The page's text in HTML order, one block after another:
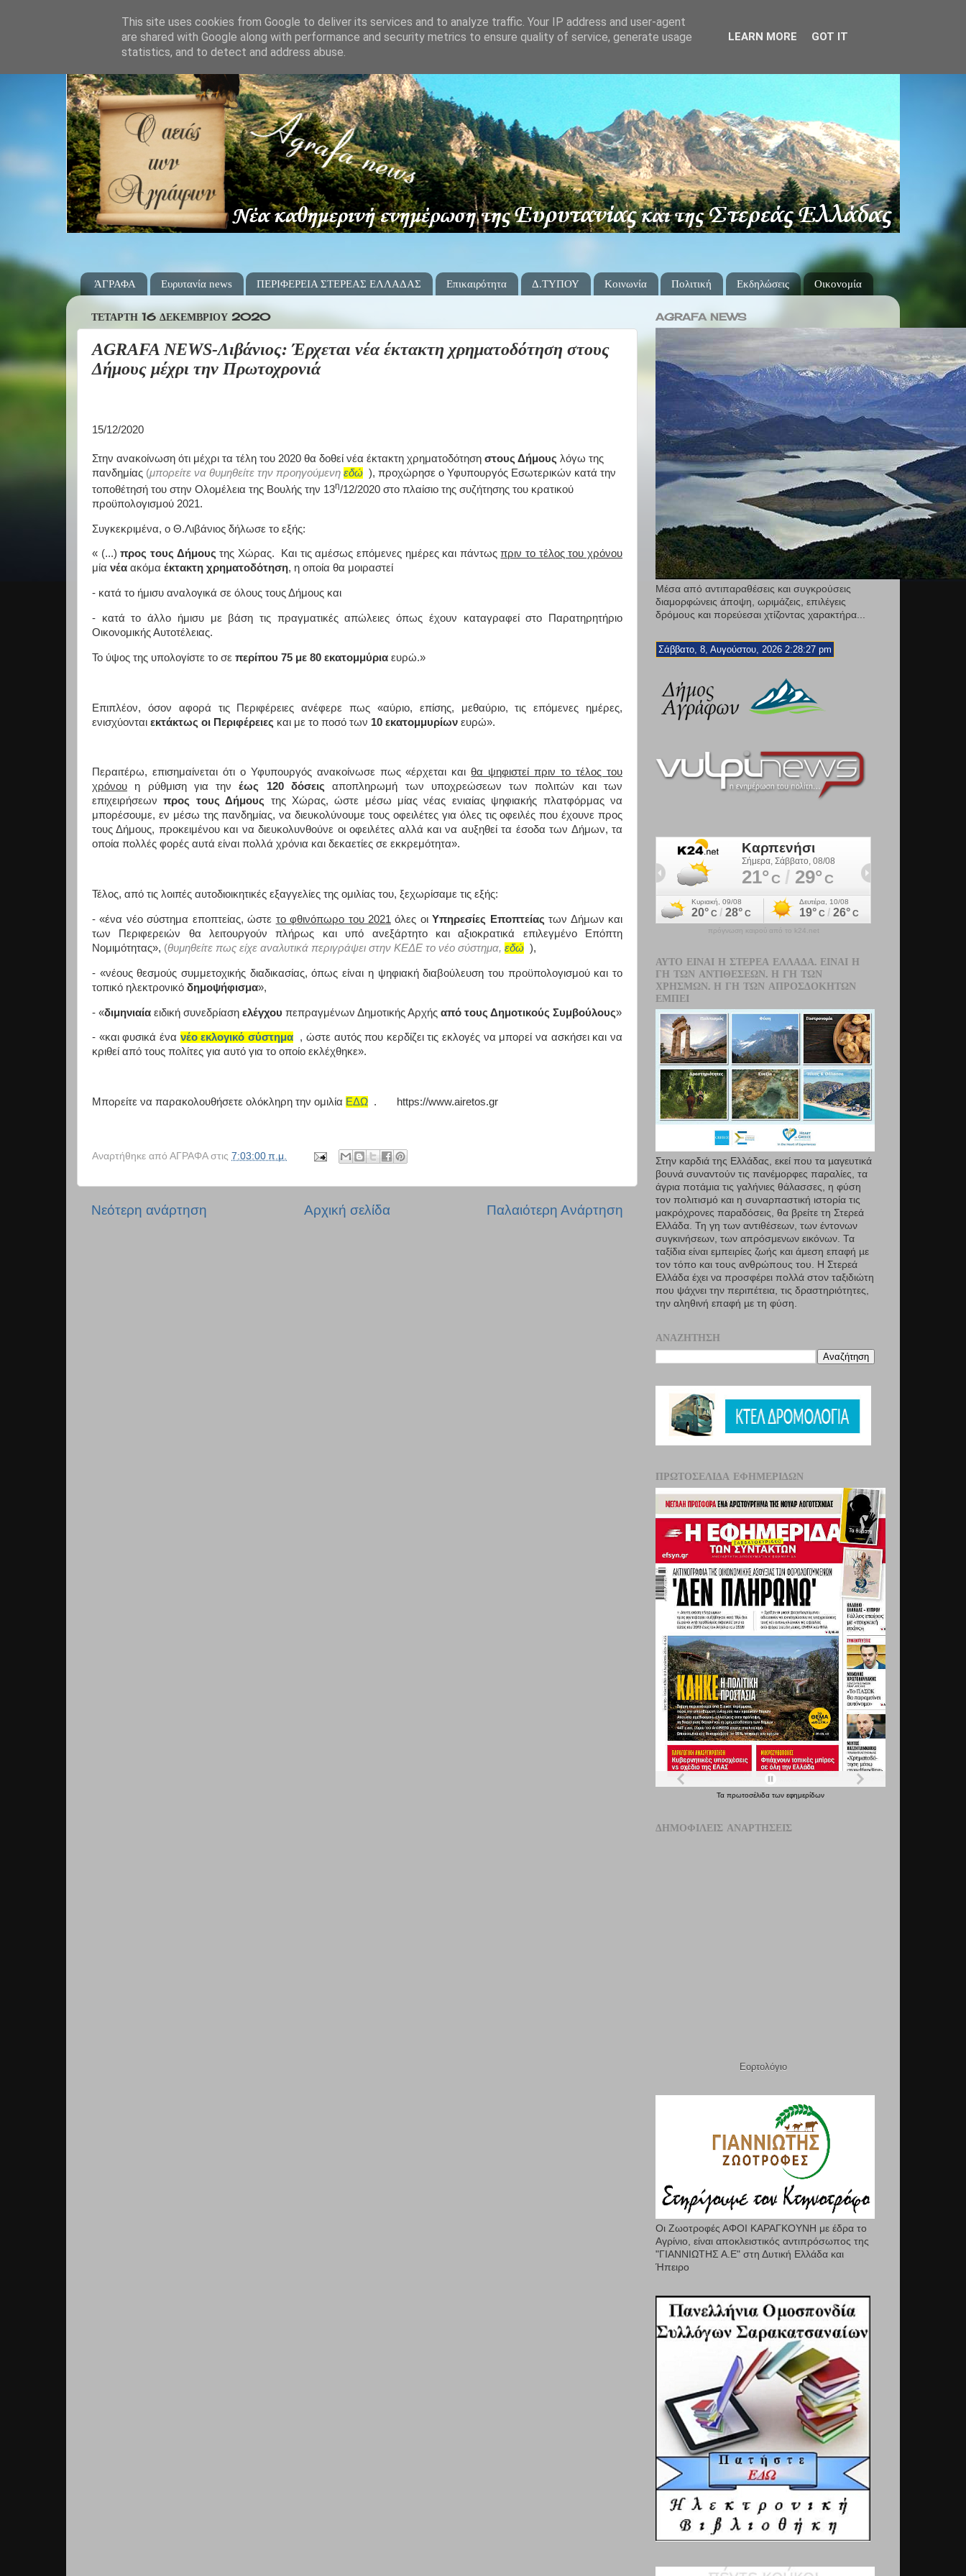
ΆΓΡΑΦΑ Ευρυτανία news ΠΕΡΙΦΕΡΕΙΑ ΣΤΕΡΕΑΣ ΕΛΛΑΔΑΣ Επικαιρότητα Δ.ΤΥΠΟΥ Κοινωνία Πολιτική Εκδηλώσεις Οικονομία
ΤΕΤΆΡΤΗ 16 ΔΕΚΕΜΒΡΊΟΥ 2020
AGRAFA NEWS-Λιβάνιος: Έρχεται νέα έκτακτη χρηματοδότηση στους
Δήμους μέχρι την Πρωτοχρονιά
15/12/2020
Στην ανακοίνωση ότι μέχρι τα τέλη του 2020 θα δοθεί νέα έκτακτη χρηματοδότηση στους Δήμους λόγω της
πανδημίας (μπορείτε να θυμηθείτε την προηγούμενη εδώ ), προχώρησε ο Υφυπουργός Εσωτερικών κατά την
τοποθέτησή του στην Ολομέλεια της Βουλής την 13η/12/2020 στο πλαίσιο της συζήτησης του κρατικού
προϋπολογισμού 2021.
Συγκεκριμένα, ο Θ.Λιβάνιος δήλωσε το εξής:
« (...)προς τους Δήμους της Χώρας. Και τις αμέσως επόμενες ημέρες και πάντωςπριν το τέλος του χρόνου
μία νέα ακόμα έκτακτη χρηματοδότηση, η οποία θα μοιραστεί
- κατά το ήμισυ αναλογικά σε όλους τους Δήμους και
- κατά το άλλο ήμισυ με βάση τις πραγματικές απώλειες όπως έχουν καταγραφεί στο Παρατηρητήριο
Οικονομικής Αυτοτέλειας.
Το ύψος της υπολογίστε το σε περίπου 75 με 80 εκατομμύρια ευρώ.»
Επιπλέον, όσον αφορά τις Περιφέρειες ανέφερε πως «αύριο, επίσης, μεθαύριο, τις επόμενες ημέρες,
ενισχύονται εκτάκτως οι Περιφέρειες και με το ποσό των 10 εκατομμυρίων ευρώ».
Περαιτέρω, επισημαίνεται ότι ο Υφυπουργός ανακοίνωσε πως «έρχεται καιθα ψηφιστεί πριν το τέλος του
χρόνου η ρύθμιση για τηνέως 120 δόσεις αποπληρωμή των υποχρεώσεων των πολιτών και των
επιχειρήσεωνπρος τους Δήμους της Χώρας, ώστε μέσω μίας νέας ενιαίας ψηφιακής πλατφόρμας να
μπορέσουμε, εν μέσω της πανδημίας, να διευκολύνουμε τους οφειλέτες για όλες τις οφειλές που έχουνε προς
τους Δήμους, προκειμένου και να διευκολυνθούνε οι οφειλέτες αλλά και να αυξηθεί τα έσοδα των Δήμων, τα
οποία πολλές φορές αυτά είναι πολλά χρόνια και δεκαετίες σε εκκρεμότητα».
Τέλος, από τις λοιπές αυτοδιοικητικές εξαγγελίες της ομιλίας του, ξεχωρίσαμε τις εξής:
- «ένα νέο σύστημα εποπτείας, ώστε το φθινόπωρο του 2021 όλες οιΥπηρεσίες Εποπτείας των Δήμων και
των Περιφερειών θα λειτουργούν πλήρως και υπό ανεξάρτητο και αξιοκρατικά επιλεγμένο Επόπτη
Νομιμότητας», (θυμηθείτε πως είχε αναλυτικά περιγράψει στην ΚΕΔΕ το νέο σύστημα, εδώ ),
- «νέους θεσμούς συμμετοχικής διαδικασίας, όπως είναι η ψηφιακή διαβούλευση του προϋπολογισμού και το
τοπικό ηλεκτρονικό δημοψήφισμα»,
- «διμηνιαία ειδική συνεδρίαση ελέγχου πεπραγμένων Δημοτικής Αρχής από τους Δημοτικούς Συμβούλους»
- «και φυσικά ένα νέο εκλογικό σύστημα , ώστε αυτός που κερδίζει τις εκλογές να μπορεί να ασκήσει και να
κριθεί από τους πολίτες για αυτό για το οποίο εκλέχθηκε».
Μπορείτε να παρακολουθήσετε ολόκληρη την ομιλία ΕΔΩ . https://www.airetos.gr
Αναρτήθηκε από ΑΓΡΑΦΑ στις 7:03:00 π.μ.
Νεότερη ανάρτηση Παλαιότερη Ανάρτηση
Αρχική σελίδα
AGRAFA NEWS
Μέσα από αντιπαραθέσεις και συγκρούσεις
διαμορφώνεις άποψη, ωριμάζεις, επιλέγεις
δρόμους και πορεύεσαι χτίζοντας χαρακτήρα...
Σάββατο, 8, Αυγούστου, 2026 2:28:28 pm
πρόγνωση καιρού από το k24.net
ΑΥΤΌ ΕΊΝΑΙ Η ΣΤΕΡΕΆ ΕΛΛΆΔΑ. ΕΊΝΑΙ Η
ΓΗ ΤΩΝ ΑΝΤΙΘΈΣΕΩΝ. Η ΓΗ ΤΩΝ
ΧΡΗΣΜΏΝ. Η ΓΗ ΤΩΝ ΑΠΡΟΣΔΌΚΗΤΩΝ
ΕΜΠΕΙ
Στην καρδιά της Ελλάδας, εκεί που τα µαγευτικά
βουνά συναντούν τις πανέμορφες παραλίες, τα
άγρια ποτάμια τις γαλήνιες θάλασσες, η φύση
τον πολιτισμό και η συναρπαστική ιστορία τις
μακρόχρονες παραδόσεις, θα βρείτε τη Στερεά
Ελλάδα. Τη γη των αντιθέσεων, των έντονων
συγκινήσεων, των απρόσμενων εικόνων. Τα
ταξίδια είναι εμπειρίες ζωής και άμεση επαφή µε
τον τόπο και τους ανθρώπους του. Η Στερεά
Ελλάδα έχει να προσφέρει πολλά στον ταξιδιώτη
που ψάχνει την περιπέτεια, τις δραστηριότητες,
την αληθινή επαφή µε τη φύση.
ΑΝΑΖΉΤΗΣΗ
ΠΡΩΤΟΣΈΛΙΔΑ ΕΦΗΜΕΡΊΔΩΝ
Τα πρωτοσέλιδα των εφημερίδων
ΔΗΜΟΦΙΛΕΊΣ ΑΝΑΡΤΉΣΕΙΣ
Εορτολόγιο
Οι Ζωοτροφές ΑΦΟΙ ΚΑΡΑΓΚΟΥΝΗ με έδρα το
Αγρίνιο, είναι αποκλειστικός αντιπρόσωπος της
"ΓΙΑΝΝΙΩΤΗΣ Α.Ε" στη Δυτική Ελλάδα και
Ήπειρο
This site uses cookies from Google to deliver its services and to analyze traffic. Your IP address and user-agent
are shared with Google along with performance and security metrics to ensure quality of service, generate usage
statistics, and to detect and address abuse.
LEARN MORE GOT IT